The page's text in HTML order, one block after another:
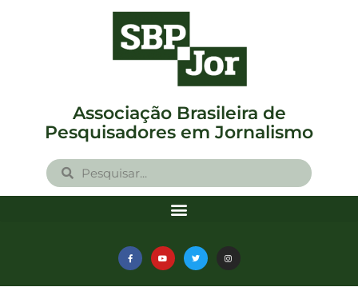
Associação Brasileira de
Pesquisadores em Jornalismo